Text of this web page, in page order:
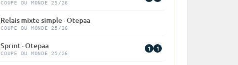
COUPE DU MONDE 25/26
Relais mixte simple · Otepaa
COUPE DU MONDE 25/26
Sprint · Otepaa
COUPE DU MONDE 25/26
1 1